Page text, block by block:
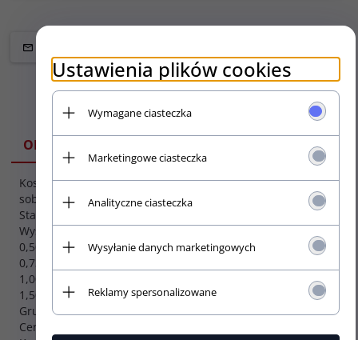
OPIS
Kostki Tortex TIII łączą w
sobie cechy Tortex
Standard i czubek Jazz III.
Występują w grubościach :
0,50mm, 0,60mm,
0,73mm, 0,88mm,
1,00mm, 1,14 mm, 1,35,
1,50
Grubość: 1,50mm
Cena za 1 szt.
TIII
Ustawienia plików cookies
Wymagane ciasteczka
Marketingowe ciasteczka
Analityczne ciasteczka
Wysyłanie danych marketingowych
Reklamy spersonalizowane